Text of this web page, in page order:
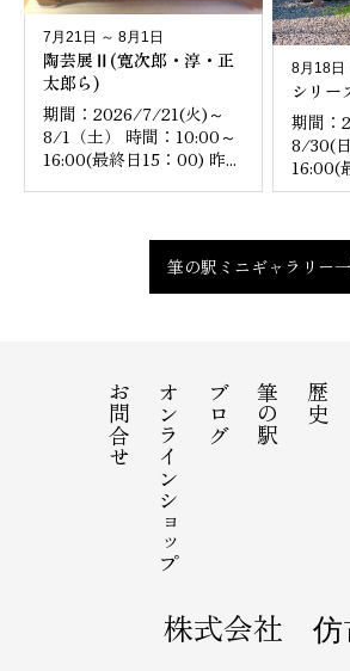
7月21日 ～ 8月1日
陶芸展Ⅱ(寛次郎・淳・正
太郎ら)
期間：2026/7/21(火)～
8/1（土） 時間：10:00～
16:00(最終日15：00) 昨...
8月18日
シリ
期間：
8/30(
16:00(
筆の駅ミニギャラリー
歴史
筆の駅
ブログ
オンラインショップ
お問合せ
株式会社 仿